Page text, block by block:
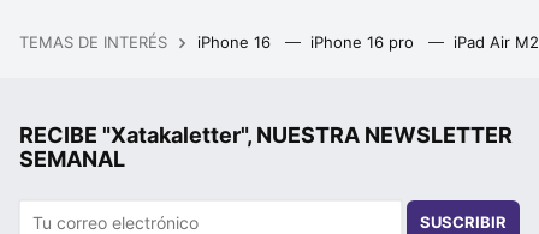
TEMAS DE INTERÉS iPhone 16 iPhone 16 pro iPad Air
RECIBE "Xatakaletter", NUESTRA NEWSLETTER
SEMANAL
SUSCRIBIR